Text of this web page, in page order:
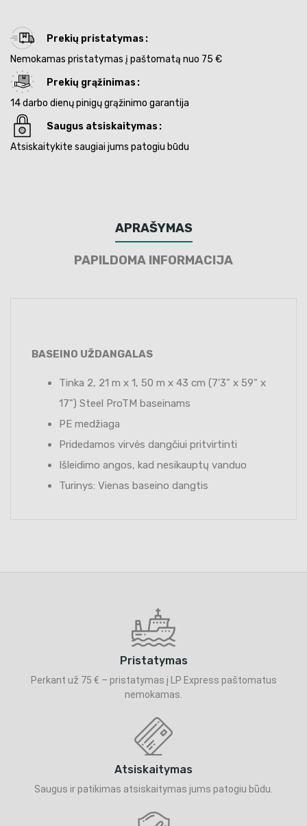
Prekių pristatymas
Nemokamas pristatymas į paštomatą nuo 75 €
Prekių grąžinimas
14 darbo dienų pinigų grąžinimo garantija
Saugus atsiskaitymas
Atsiskaitykite saugiai jums patogiu būdu
APRAŠYMAS
PAPILDOMA INFORMACIJA
BASEINO UŽDANGALAS
Tinka 2, 21 m x 1, 50 m x 43 cm (7'3" x 59" x
17") Steel ProTM baseinams
PE medžiaga
Pridedamos virvės dangčiui pritvirtinti
Išleidimo angos, kad nesikauptų vanduo
Turinys: Vienas baseino dangtis
Pristatymas
Perkant už 75 € – pristatymas į LP Express paštomatus
nemokamas.
Atsiskaitymas
Saugus ir patikimas atsiskaitymas jums patogiu būdu.